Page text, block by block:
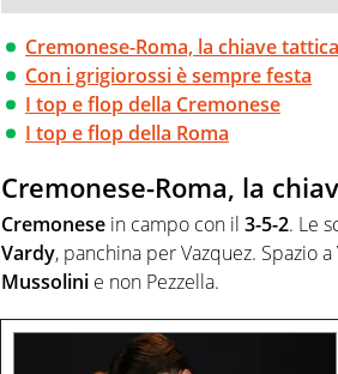
Cremonese-Roma, la chiave
Con i grigiorossi è sempre festa
I top e flop della Cremonese
I top e flop della Roma
Cremonese-Roma, la
Cremonese in campo con il 3-5-2. Le
Vardy, panchina per Vazquez. Spazio a
Mussolini e non Pezzella.